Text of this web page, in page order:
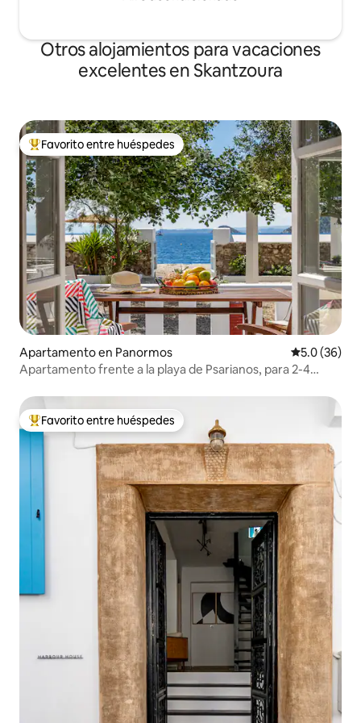
Otros alojamientos para vacaciones
excelentes en Skantzoura
Favorito entre huéspedes preferido
Favorito entre huéspedes
Apartamento en Panormos Calificación
5.0 (36)
Apartamento frente a la playa de Psarianos, para 2-4
Favorito entre huéspedes preferido
Favorito entre huéspedes